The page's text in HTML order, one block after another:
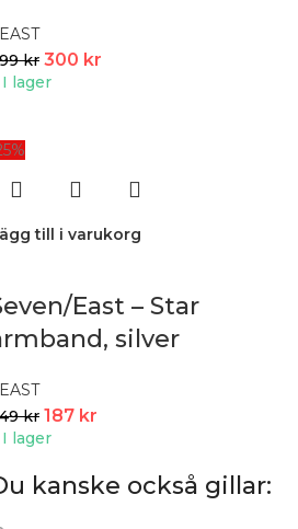
kr 300 kr
I lager
till i varukorg
East – Star
silver
kr 187 kr
I lager
kanske också gillar: